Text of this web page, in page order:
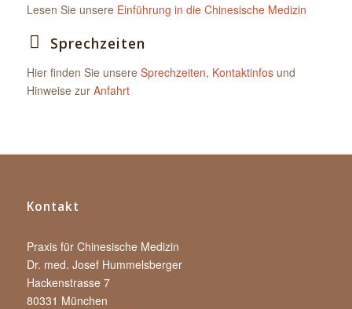
Lesen Sie unsere Einführung in die Chinesische Medizin
Sprechzeiten
Hier finden Sie unsere Sprechzeiten, Kontaktinfosund
Hinweise zur Anfahrt
Kontakt
Praxis für Chinesische Medizin
Dr. med. Josef Hummelsberger
Hackenstrasse 7
80331 München